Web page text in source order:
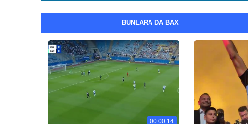
BUNLARA DA BAX
00:00:14